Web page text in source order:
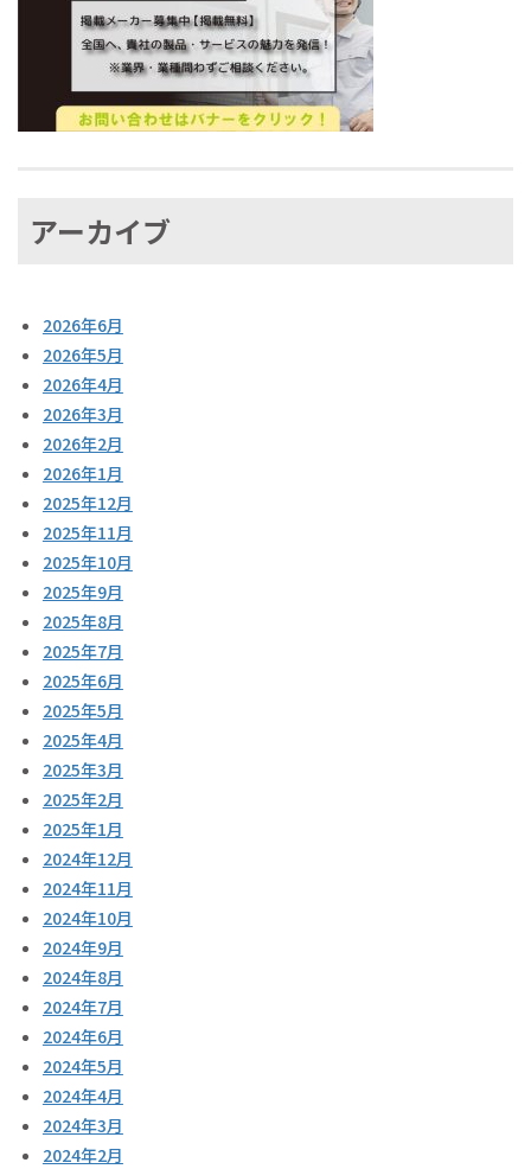
アーカイブ
2026年6月
2026年5月
2026年4月
2026年3月
2026年2月
2026年1月
2025年12月
2025年11月
2025年10月
2025年9月
2025年8月
2025年7月
2025年6月
2025年5月
2025年4月
2025年3月
2025年2月
2025年1月
2024年12月
2024年11月
2024年10月
2024年9月
2024年8月
2024年7月
2024年6月
2024年5月
2024年4月
2024年3月
2024年2月